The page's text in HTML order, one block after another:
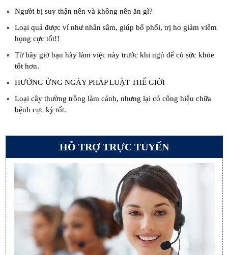
Người bị suy thận nên và không nên ăn gì?
Loại quả được ví như nhân sâm, giúp bổ phổi, trị ho giảm viêm
họng cực tốt!!
Từ bây giờ bạn hãy làm việc này trước khi ngủ để có sức khỏe
tốt hơn.
HƯỞNG ỨNG NGÀY PHÁP LUẬT THẾ GIỚI
Loại cây thường trồng làm cảnh, nhưng lại có công hiệu chữa
bệnh cực kỳ tốt.
HỖ TRỢ TRỰC TUYẾN